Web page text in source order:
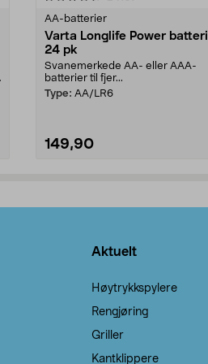
AA-batterier
Varta Longlife Power batteri
24 pk
Svanemerkede AA- eller AAA-
batterier til fjer...
Type: AA/LR6
149,90
Aktuelt
Høytrykkspylere
Rengjøring
Griller
Kantklippere